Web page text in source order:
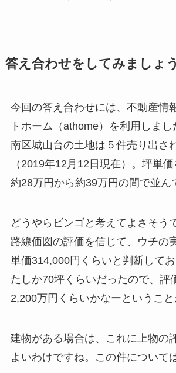
答え合わせをしてみましょう
今回の答え合わせには、不動産情
トホーム（athome）を利用しま
南区城山台の土地は５件売り出さ
（2019年12月12日現在）。坪単価
約28万円から約39万円の間で並ん
どうやらビンゴと考えてよさそう
路線価図の評価を信じて、ウチの
単価314,000円くらいと判断して
たしか70坪くらいだったので、評
2,200万円くらいかなーということ
建物がある場合は、これに上物の
よいわけですね。この件について